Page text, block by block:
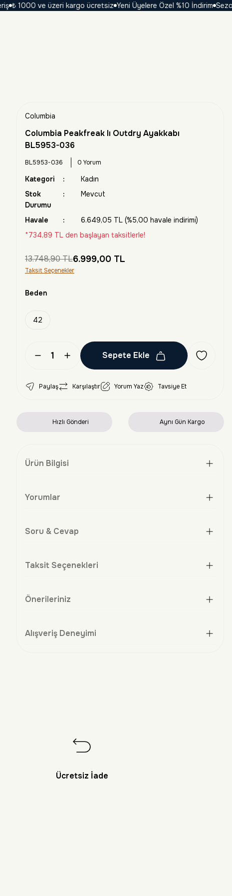
₺ 1000 ve üzeri kargo ücretsiz Yeni Üyelere Özel %10 İndirim Sezona
Columbia
Columbia Peakfreak Iı Outdry Ayakkabı
BL5953-036
BL5953-036 0 Yorum
Kategori
Kadın
Stok
Durumu
Mevcut
Havale
6.649,05 TL (%5,00 havale indirimi)
*734,89 TL den başlayan taksitlerle!
13.748,90 TL6.999,00 TL
Taksit Seçenekler
Beden
42
Sepete Ekle
Paylaş Karşılaştır Yorum Yaz Tavsiye Et
Hızlı Gönderi Aynı Gün Kargo
Ürün Bilgisi
Yorumlar
Soru & Cevap
Taksit Seçenekleri
Önerileriniz
Alışveriş Deneyimi
Ücretsiz İade